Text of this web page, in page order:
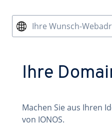
Ihre Wunsch-
Ihre
Machen Sie aus Ihren
von IONOS.